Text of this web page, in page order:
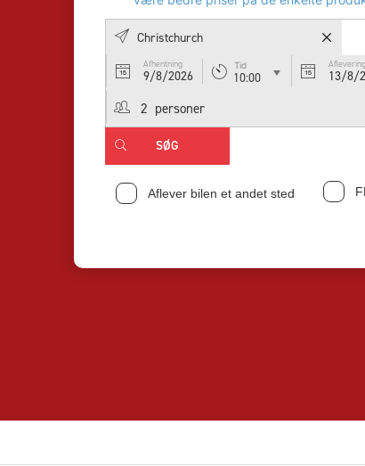
Afhentning
9/8/2026
Tid
10:00
Aflevering
13/8/
Aflever bilen et andet sted